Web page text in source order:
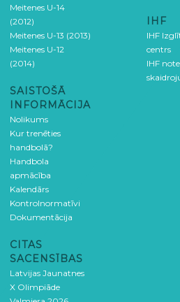
Meitenes U-14
(2012)
Meitenes U-13 (2013)
Meitenes U-12
(2014)
SAISTOŠĀ
INFORMĀCIJA
Nolikums
Kur trenēties
handbolā?
Handbola
apmācība
Kalendārs
Kontrolnormatīvi
Dokumentācija
CITAS
SACENSĪBAS
Latvijas Jaunatnes
X Olimpiāde
IHF
IHF
centrs
IHF